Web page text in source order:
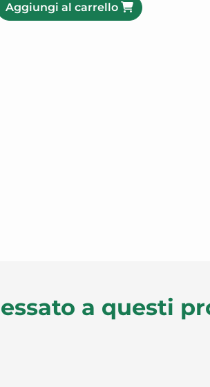
Aggiungi al carrello
a questi